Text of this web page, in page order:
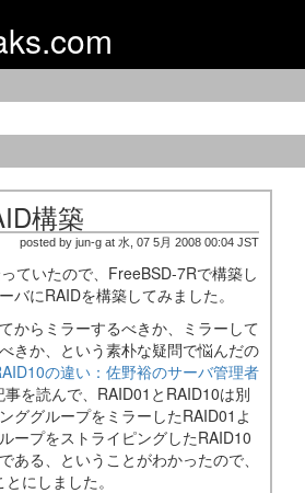
構築
posted by jun-g at 水, 07 5月 2008 00:04 JST
ていたので、FreeBSD-7Rで構築し
バにRAIDを構築してみました。
からミラーするべきか、ミラーして
きか、という素朴な疑問で悩んだの
の違い：佐野裕のサーバ管理者
事を読んで、RAID01とRAID10は別
ググループをミラーしたRAID01よ
ープをストライピングしたRAID10
ある、ということがわかったので、
にしました。